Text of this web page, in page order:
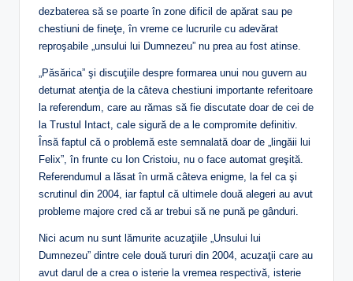
dezbaterea să se poarte în zone dificil de apărat sau pe
chestiuni de fineţe, în vreme ce lucrurile cu adevărat
reproşabile „unsului lui Dumnezeu” nu prea au fost atinse.
„Păsărica” şi discuţiile despre formarea unui nou guvern au
deturnat atenţia de la câteva chestiuni importante referitoare
la referendum, care au rămas să fie discutate doar de cei de
la Trustul Intact, cale sigură de a le compromite definitiv.
Însă faptul că o problemă este semnalată doar de „lingăii lui
Felix”, în frunte cu Ion Cristoiu, nu o face automat greşită.
Referendumul a lăsat în urmă câteva enigme, la fel ca şi
scrutinul din 2004, iar faptul că ultimele două alegeri au avut
probleme majore cred că ar trebui să ne pună pe gânduri.
Nici acum nu sunt lămurite acuzaţiile „Unsului lui
Dumnezeu” dintre cele două tururi din 2004, acuzaţii care au
avut darul de a crea o isterie la vremea respectivă, isterie